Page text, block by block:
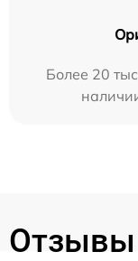
Более 20
Отзывы